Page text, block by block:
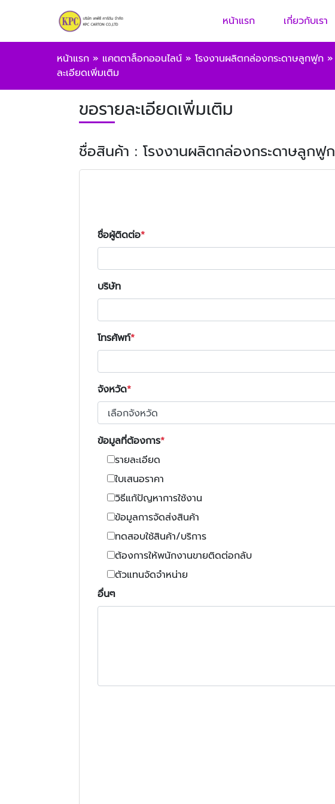
หน้าแรก เกี่ยวกับเรา
หน้าแรก » แคตตาล็อกออนไลน์ » โรงงานผลิตกล่องกระดาษลูกฟูก »
ละเอียดเพิ่มเติม
ขอรายละเอียดเพิ่มเติม
ชื่อสินค้า : โรงงานผลิตกล่องกระดาษลูกฟูก
ชื่อผู้ติดต่อ
บริษัท
โทรศัพท์
จังหวัด
ข้อมูลที่ต้องการ
รายละเอียด
ใบเสนอราคา
วิธีแก้ปัญหาการใช้งาน
ข้อมูลการจัดส่งสินค้า
ทดสอบใช้สินค้า/บริการ
ต้องการให้พนักงานขายติดต่อกลับ
ตัวแทนจัดจำหน่าย
อื่นๆ